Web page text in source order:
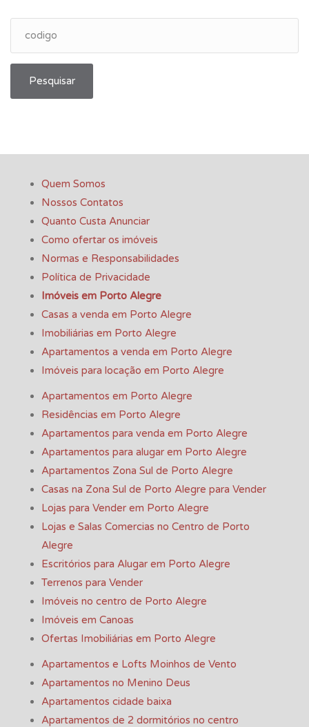
Pesquisar
Quem Somos
Nossos Contatos
Quanto Custa Anunciar
Como ofertar os imóveis
Normas e Responsabilidades
Política de Privacidade
Imóveis em Porto Alegre
Casas a venda em Porto Alegre
Imobiliárias em Porto Alegre
Apartamentos a venda em Porto Alegre
Imóveis para locação em Porto Alegre
Apartamentos em Porto Alegre
Residências em Porto Alegre
Apartamentos para venda em Porto Alegre
Apartamentos para alugar em Porto Alegre
Apartamentos Zona Sul de Porto Alegre
Casas na Zona Sul de Porto Alegre para Vender
Lojas para Vender em Porto Alegre
Lojas e Salas Comercias no Centro de Porto
Alegre
Escritórios para Alugar em Porto Alegre
Terrenos para Vender
Imóveis no centro de Porto Alegre
Imóveis em Canoas
Ofertas Imobiliárias em Porto Alegre
Apartamentos e Lofts Moinhos de Vento
Apartamentos no Menino Deus
Apartamentos cidade baixa
Apartamentos de 2 dormitórios no centro